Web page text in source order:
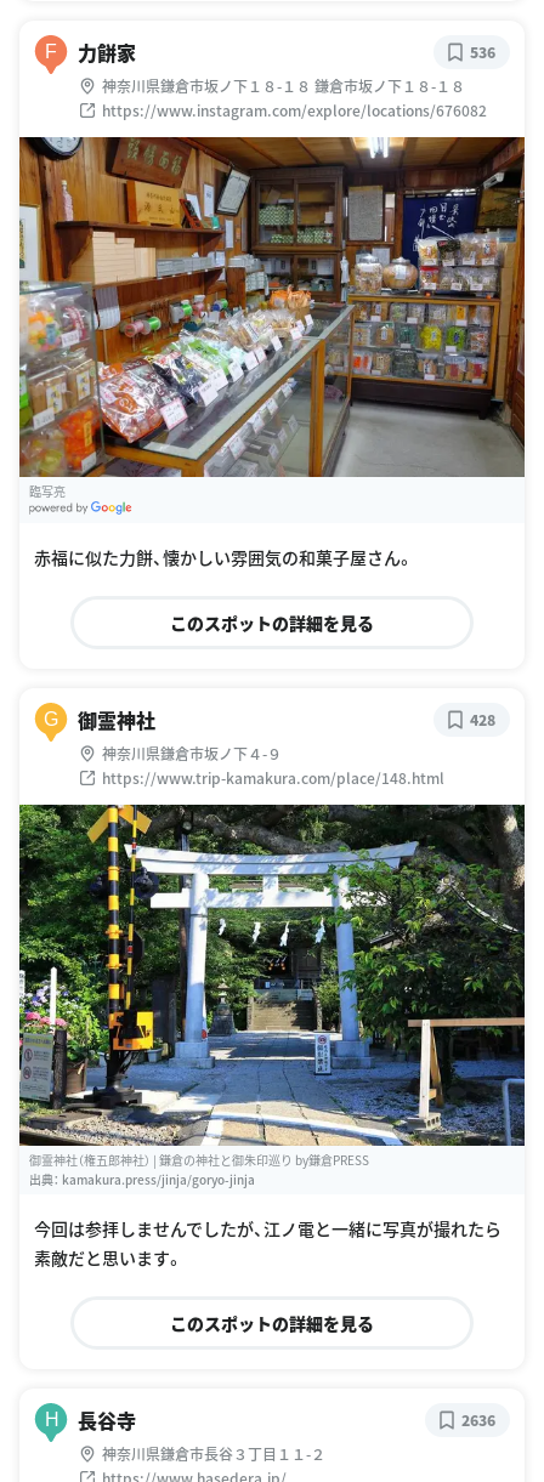
F 力餅家
神奈川県鎌倉市坂ノ下１８-１８ 鎌倉市坂ノ下１８-１８
https://www.instagram.com/explore/locations/676082
536
臨写亮
赤福に似た力餅、懐かしい雰囲気の和菓子屋さん。
このスポットの詳細を見る
G 御霊神社
神奈川県鎌倉市坂ノ下４-９
https://www.trip-kamakura.com/place/148.html
428
御霊神社（権五郎神社） | 鎌倉の神社と御朱印巡り by鎌倉PRESS
出典： kamakura.press/jinja/goryo-jinja
今回は参拝しませんでしたが、江ノ電と一緒に写真が撮れたら
素敵だと思います。
このスポットの詳細を見る
H 長谷寺
神奈川県鎌倉市長谷３丁目１１-２
2636